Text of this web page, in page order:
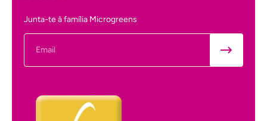
Junta-te à família Microgreens